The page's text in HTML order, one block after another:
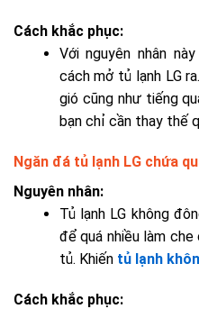
Cách khắc phục:
Với nguyên nhân
cách mở tủ lạnh LG
gió cũng như tiếng
bạn chỉ cần thay thế
Ngăn đá tủ lạnh LG chứa
Nguyên nhân:
Tủ lạnh LG không
để quá nhiều làm
tủ. Khiến tủ lạnh
Cách khắc phục: